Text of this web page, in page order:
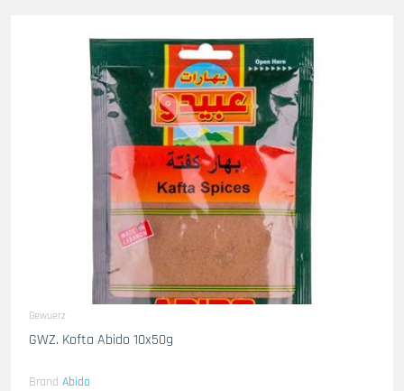
Gewuerz
GWZ. Kofta Abido 10x50g
Brand Abido